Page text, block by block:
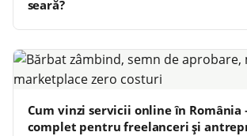
seară?
Cum vinzi servicii online în România
complet pentru freelanceri și